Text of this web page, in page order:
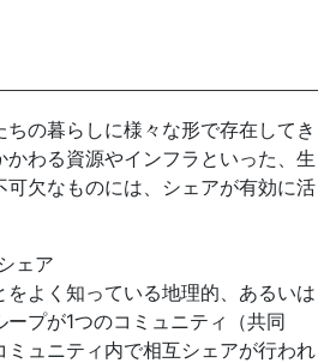
ちの暮らしに様々な形で存在してき
かわる資源やインフラといった、生
可欠なものには、シェアが有効に活
ェア
をよく知っている地理的、あるいは
ープが1つのコミュニティ（共同
ミュニティ内で相互シェアが行われ